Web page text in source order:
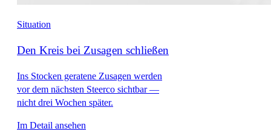
Situation
Den Kreis bei Zusagen schließen
Ins Stocken geratene Zusagen werden
vor dem nächsten Steerco sichtbar —
nicht drei Wochen später.
Im Detail ansehen